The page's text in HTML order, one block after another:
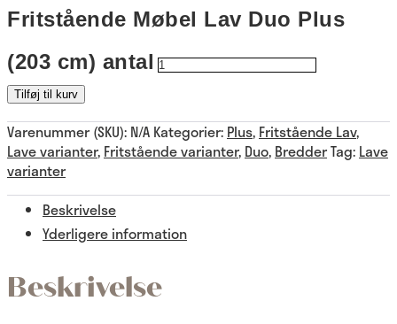
Fritstående Møbel Lav Duo Plus
(203 cm) antal
Tilføj til kurv
Varenummer (SKU): N/A Kategorier: Plus, Fritstående Lav,
Lave varianter, Fritstående varianter, Duo, BredderTag: Lave
varianter
Beskrivelse
Yderligere information
Beskrivelse